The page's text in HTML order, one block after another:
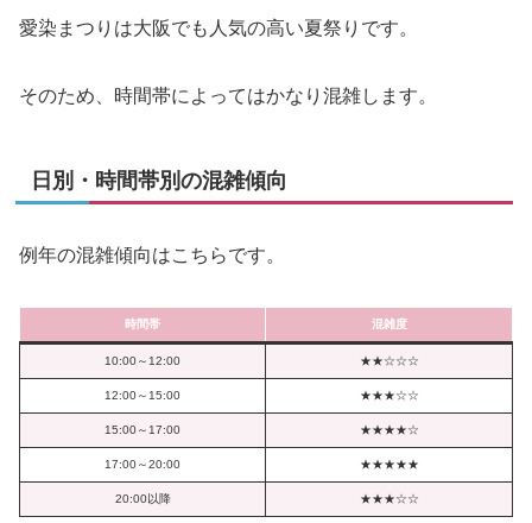
愛染まつりは大阪でも人気の高い夏祭りです。
そのため、時間帯によってはかなり混雑します。
日別・時間帯別の混雑傾向
例年の混雑傾向はこちらです。
時間帯 混雑度
10:00～12:00 ★★☆☆☆
12:00～15:00 ★★★☆☆
15:00～17:00 ★★★★☆
17:00～20:00 ★★★★★
20:00以降 ★★★☆☆